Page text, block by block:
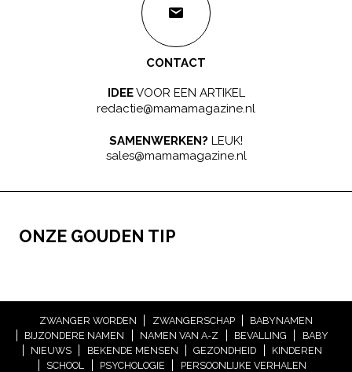
CONTACT
IDEEVOOR EEN ARTIKEL
redactie@mamamagazine.nl
SAMENWERKEN? LEUK!
sales@mamamagazine.nl
ONZE GOUDEN TIP
ZWANGER WORDEN ZWANGERSCHAP
BABYNAMEN
BIJZONDERE NAMEN
NAMEN VAN A-Z BEVALLING
BABY
NIEUWS
BEKENDE MENSEN GEZONDHEID
KINDEREN
SCHOOL
PSYCHOLOGIE
PERSOONLIJKE VERHALEN